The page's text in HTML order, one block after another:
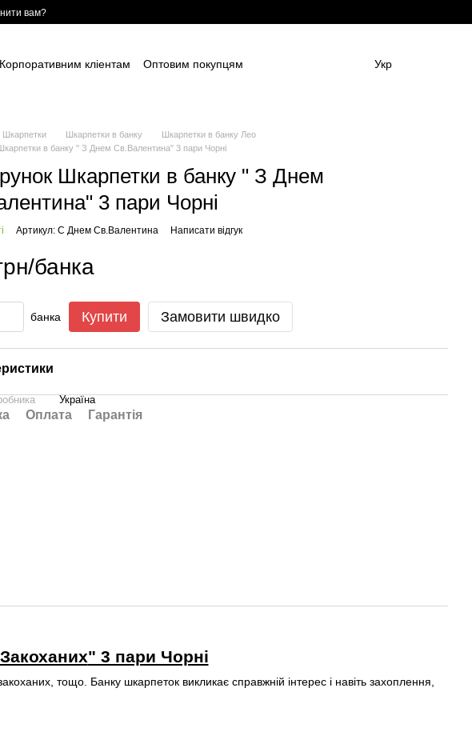
вам?
Корпоративним кліентам
Оптовим покупцям
Укр
Шкарпетки Шкарпетки в банку
Шкарпетки в банку Лео
в банку " З Днем Св.Валентина" 3 пари Чорні
Шкарпетки в банку " З Днем
3 пари Чорні
Артикул: С Днем Св.Валентина Написати відгук
банка
банка Купити Замовити швидко
Україна
Оплата Гарантія
" 3 пари Чорні
тощо. Банку шкарпеток викликає справжній інтерес і навіть захоплення,